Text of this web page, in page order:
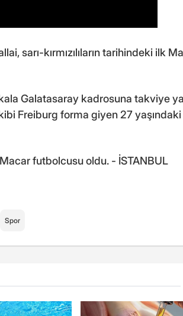
sarı-kırmızılıların tarihindeki ilk
Galatasaray kadrosuna takviye
Freiburg forma giyen 27 yaşındaki
futbolcusu oldu. - İSTANBUL
Spor